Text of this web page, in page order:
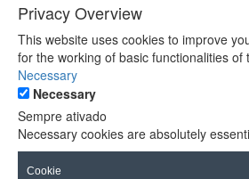
Privacy Overview
This website uses cookies to improve
for the working of basic functionalities of
Necessary
Necessary
Sempre ativado
Necessary cookies are absolutely
Cookie